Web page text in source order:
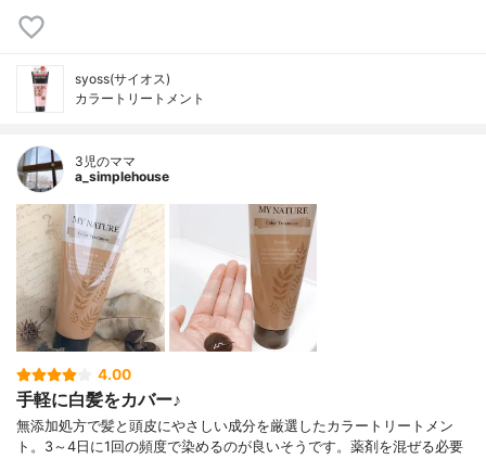
syoss(サイオス)
カラートリートメント
3児のママ
a_simplehouse
4.00
手軽に白髪をカバー♪
無添加処方で髪と頭皮にやさしい成分を厳選したカラートリートメン
ト。 3～4日に1回の頻度で染めるのが良いそうです。 薬剤を混ぜる必要